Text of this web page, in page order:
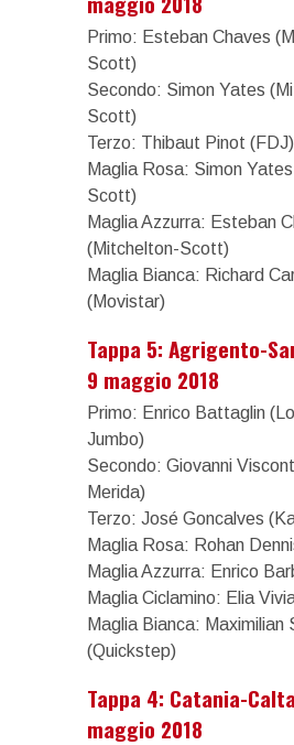
Primo: Esteban Chaves
Scott)
Secondo: Simon Yates
Scott)
Terzo: Thibaut Pinot (FDJ)
Maglia Rosa: Simon
Scott)
Maglia Azzurra: Esteban
(Mitchelton-Scott)
Maglia Bianca: Richard
(Movistar)
Tappa 5: Agrigento-
9 maggio 2018
Primo: Enrico Battaglin
Jumbo)
Secondo: Giovanni
Merida)
Terzo: José Goncalves
Maglia Rosa: Rohan
Maglia Azzurra: Enrico
Maglia Ciclamino: Elia
Maglia Bianca: Maximilian
(Quickstep)
Tappa 4: Catania-
maggio 2018